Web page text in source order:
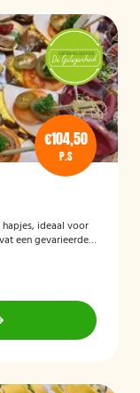
€104,50
P.S
ideaal voor
een gevarieerde
kunnen